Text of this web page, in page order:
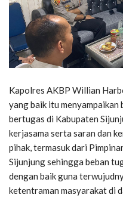
Kapolres AKBP Willian
yang baik itu
bertugas di Kabupaten
kerjasama serta saran dan
pihak, termasuk dari
Sijunjung sehingga beban
dengan baik guna
ketentraman masyarakat di